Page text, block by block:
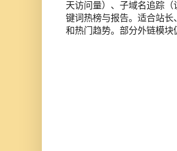
天访问量）、子域名追踪
键词热榜与报告。适合站
和热门趋势。部分外链模